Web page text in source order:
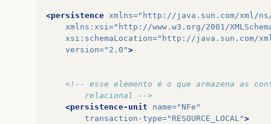
<persistence xmlns="http://java.sun.com/xml/
xmlns:xsi="http://www.w3.org/2001/
xsi:schemaLocation="http://java.sun.com/
version="2.0">
<!-- esse elemento é o que armazena as
		relacional -->
<persistence-unit
name="NFe"
transaction-type="RESOURCE_LOCAL">